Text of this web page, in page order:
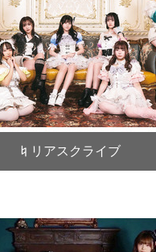
♮リアスクライブ